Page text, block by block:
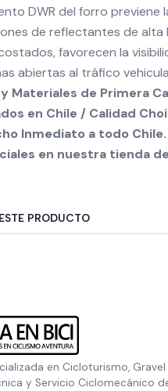
DWR del forro previene
de reflectantes de alta
favorecen la
abiertas al tráfico
Materiales de Primera
en Chile / Calidad
Inmediato a todo
en nuestra tienda
PRODUCTO
en Cicloturismo,
y Servicio Ciclomecánico